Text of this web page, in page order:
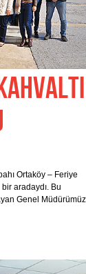
Ortaköy – Feriye
aradaydı. Bu
Genel Müdürümüz